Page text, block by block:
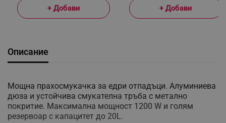
+ Добави + Добави
Описание
Мощна прахосмукачка за едри отпадъци. Алуминиева
дюза и устойчива смукателна тръба с метално
покритие. Максимална мощност 1200 W и голям
резервоар с капацитет до 20L.